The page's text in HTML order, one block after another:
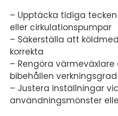
– Upptäcka tidiga
eller cirkulationspumpar
– Säkerställa att
korrekta
– Rengöra
bibehållen verkningsgrad
– Justera inställningar
användningsmönster